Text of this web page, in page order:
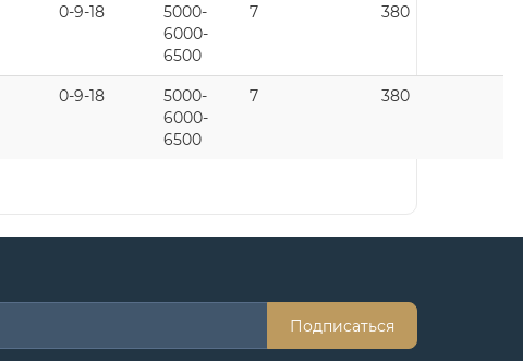
0-9-18
5000-
6000-
6500
7 380
0-9-18
5000-
6000-
6500
7 380
Подписаться